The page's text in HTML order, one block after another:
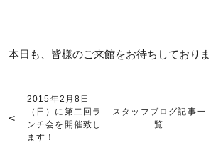
本日も、皆様のご来館をお待ちしておりま
2015年2月8日
（日）に第二回ラ
ンチ会を開催致し
ます！
スタッフブログ記事一
覧